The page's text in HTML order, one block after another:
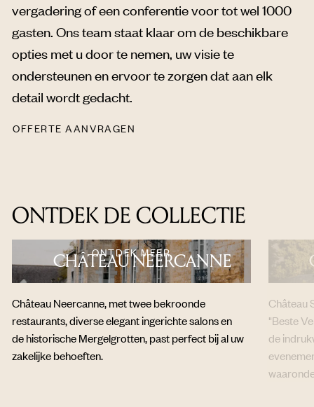
vergadering of een conferentie voor tot wel 1000
gasten. Ons team staat klaar om de beschikbare
opties met u door te nemen, uw visie te
ondersteunen en ervoor te zorgen dat aan elk
detail wordt gedacht.
OFFERTE AANVRAGEN
ONTDEK DE COLLECTIE
CHÂTEAU NEERCANNE
ONTDEK MEER
Château Neercanne, met twee bekroonde
restaurants, diverse elegant ingerichte salons en
de historische Mergelgrotten, past perfect bij al uw
zakelijke behoeften.
Château
"Beste
de